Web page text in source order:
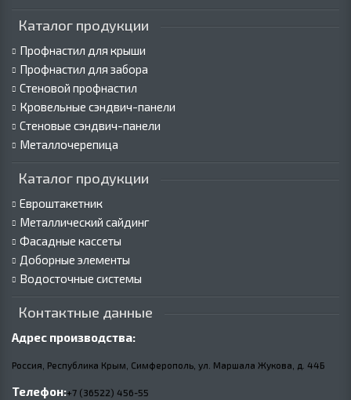
Каталог продукции
Профнастил для крыши
Профнастил для забора
Стеновой профнастил
Кровельные сэндвич-панели
Стеновые сэндвич-панели
Металлочерепица
Каталог продукции
Евроштакетник
Металлический сайдинг
Фасадные кассеты
Доборные элементы
Водосточные системы
Контактные данные
Адрес производства:
Россия, Республика Крым, Симферополь, ул. Маршала Жукова, д. 44Б
Телефон:+7 (36522) 456-55